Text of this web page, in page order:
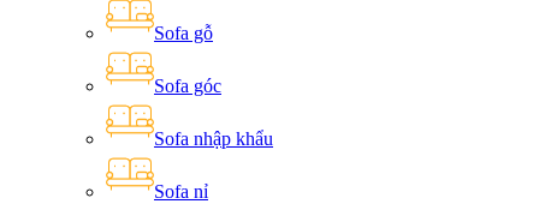
Sofa gỗ
Sofa góc
Sofa nhập khẩu
Sofa nỉ